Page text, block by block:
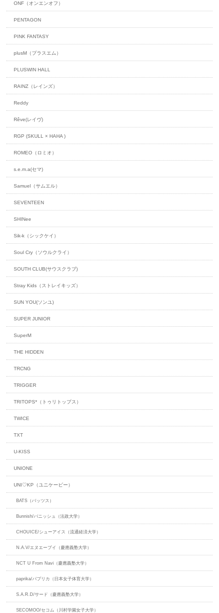
ONF（オンエンオフ）
PENTAGON
PINK FANTASY
plusM（プラスエム）
PLUSWIN HALL
RAINZ（レインズ）
Reddy
Rêve(レイヴ)
RGP (SKULL × HAHA )
ROMEO（ロミオ）
s.e.m.a(セマ)
Samuel（サムエル）
SEVENTEEN
SHINee
Sik-k（シックケイ）
Soul Cry（ソウルクライ）
SOUTH CLUB(サウスクラブ)
Stray Kids（ストレイキッズ）
SUN YOU(ソンユ)
SUPER JUNIOR
SuperM
THE HIDDEN
TRCNG
TRIGGER
TRITOPS*（トゥリトップス）
TWICE
TXT
U-KISS
UNIONE
UNI♡KP（ユニケーピー）
BATS（バッツス）
Bunnish/バニッシュ（法政大学）
CHOUICE/シューアイス（流通経済大学）
N.A.V/エヌエーブイ（慶應義塾大学）
NCT U From Navi（慶應義塾大学）
paprika/パプリカ（日本女子体育大学）
S.A.R.D/サード（慶應義塾大学）
SECOMOO/セコム（川村学園女子大学）